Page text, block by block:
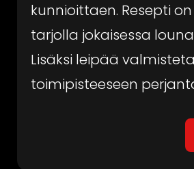
kunnioittaen. Resepti
tarjolla jokaisessa
Lisäksi leipää
toimipisteeseen